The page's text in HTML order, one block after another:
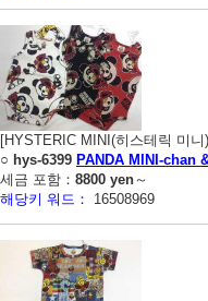
[HYSTERIC MINI(히스테릭 미
○ hys-6399 PANDA MINI-chan
세금 포함： 8800 yen～
해당키 워드：
16508969